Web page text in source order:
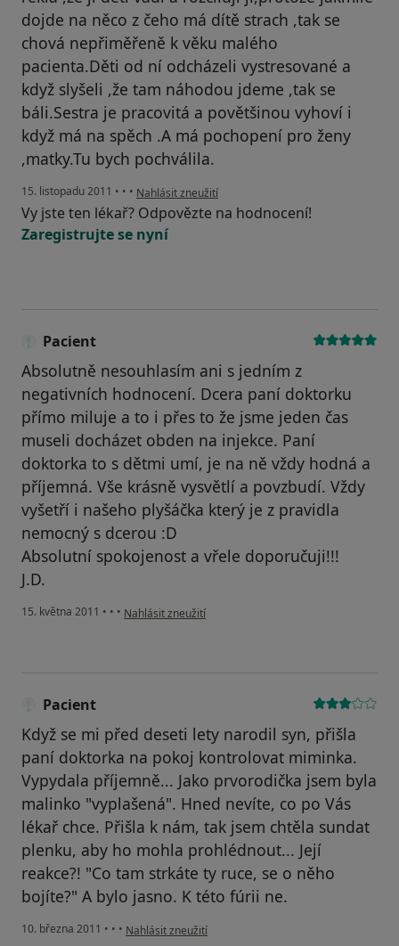
dojde na něco z čeho má dítě strach ,tak se
chová nepřiměřeně k věku malého
pacienta.Děti od ní odcházeli vystresované a
když slyšeli ,že tam náhodou jdeme ,tak se
báli.Sestra je pracovitá a povětšinou vyhoví i
když má na spěch .A má pochopení pro ženy
,matky.Tu bych pochválila.
15. listopadu 2011 • • • podle názoru uživatele Pacient
Nahlásit zneužití
Vy jste ten lékař? Odpovězte na hodnocení!
Zaregistrujte se nyní
Pacient
Absolutně nesouhlasím ani s jedním z
negativních hodnocení. Dcera paní doktorku
přímo miluje a to i přes to že jsme jeden čas
museli docházet obden na injekce. Paní
doktorka to s dětmi umí, je na ně vždy hodná a
příjemná. Vše krásně vysvětlí a povzbudí. Vždy
vyšetří i našeho plyšáčka který je z pravidla
nemocný s dcerou :D
Absolutní spokojenost a vřele doporučuji!!!
J.D.
15. května 2011 • • • podle názoru uživatele Pacient
Nahlásit zneužití
Pacient
Když se mi před deseti lety narodil syn, přišla
paní doktorka na pokoj kontrolovat miminka.
Vypydala příjemně... Jako prvorodička jsem byla
malinko "vyplašená". Hned nevíte, co po Vás
lékař chce. Přišla k nám, tak jsem chtěla sundat
plenku, aby ho mohla prohlédnout... Její
reakce?! "Co tam strkáte ty ruce, se o něho
bojíte?" A bylo jasno. K této fúrii ne.
10. března 2011 • • • podle názoru uživatele Pacient
Nahlásit zneužití